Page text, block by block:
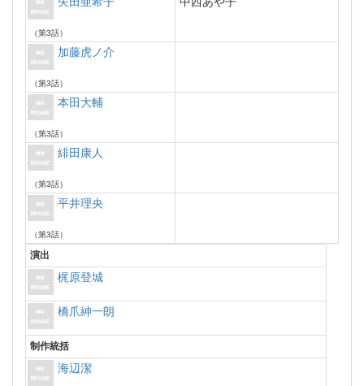
（第3話）
加藤虎ノ介
（第3話）
本田大輔
（第3話）
緋田康人
（第3話）
平井理央
（第3話）
演出
梶原登城
橋爪紳一朗
制作統括
海辺潔